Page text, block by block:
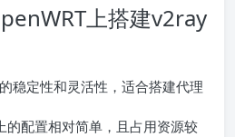
上搭建v2ray
稳定性和灵活性，适合搭建代理
的配置相对简单，且占用资源较